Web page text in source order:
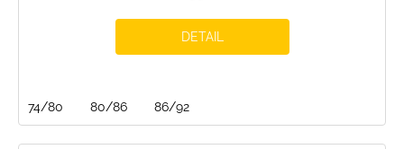
DETAIL
74/80 80/86 86/92